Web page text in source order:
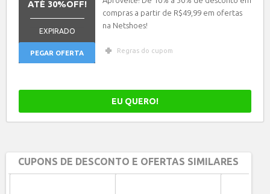
ATÉ 30%OFF!
EXPIRADO
PEGAR OFERTA
compras a partir de R$49,99 em ofertas
na Netshoes!
Regras do cupom
EU QUERO!
CUPONS DE DESCONTO E OFERTAS SIMILARES